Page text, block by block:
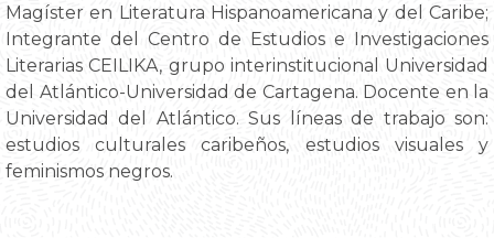
Magíster en Literatura Hispanoamericana y del Caribe;
Integrante del Centro de Estudios e Investigaciones
Literarias CEILIKA, grupo interinstitucional Universidad
del Atlántico-Universidad de Cartagena. Docente en la
Universidad del Atlántico. Sus líneas de trabajo son:
estudios culturales caribeños, estudios visuales y
feminismos negros.